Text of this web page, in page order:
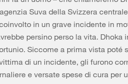
Suva della Svizzera
in un grave incidente in
persino perso la vita.
Siccome a prima vista poté
di un incidente, gli furono
e versate spese di cura per